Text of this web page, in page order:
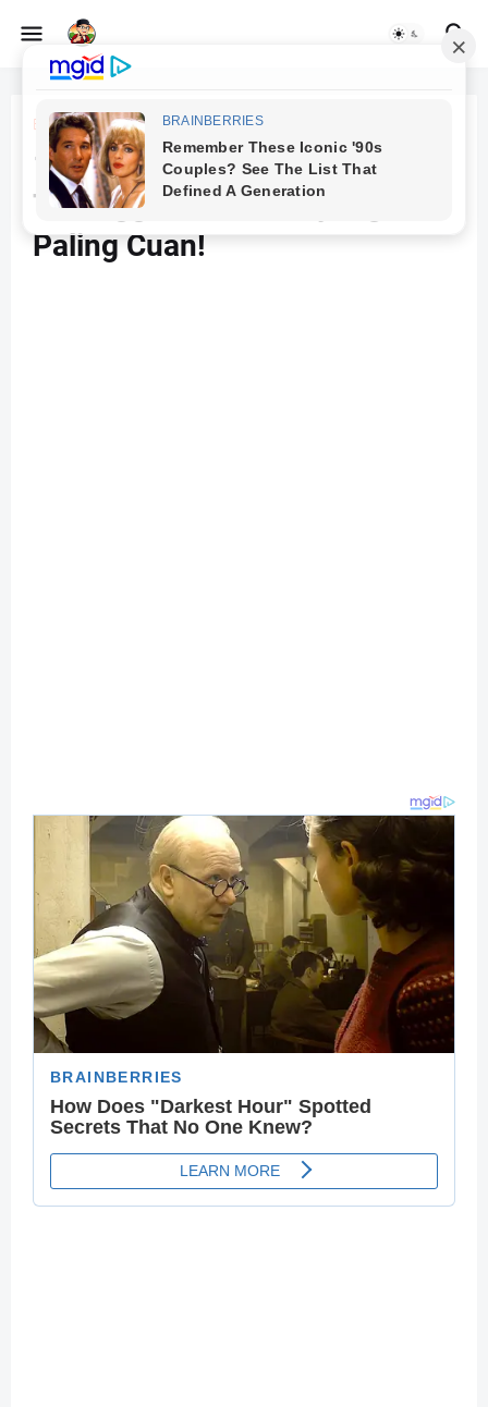
Beranda AdSense
10 Niche Blog dengan CPC
Tertinggi 2025: Pilih yang
Paling Cuan!